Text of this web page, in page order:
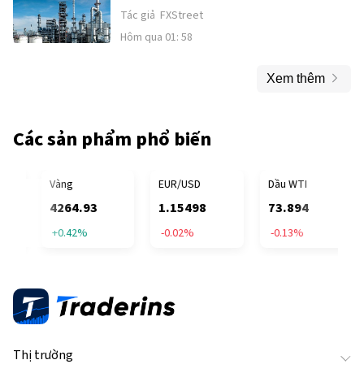
triển ngoại giao ở Trung Đông
Tác giả FXStreet
Hôm qua 01: 58
Xem thêm
Các sản phẩm phổ biến
Vàng
4264.94
+0.42%
EUR/USD
1.15494
-0.02%
Dầu WTI
73.892
-0.13%
Thị trường